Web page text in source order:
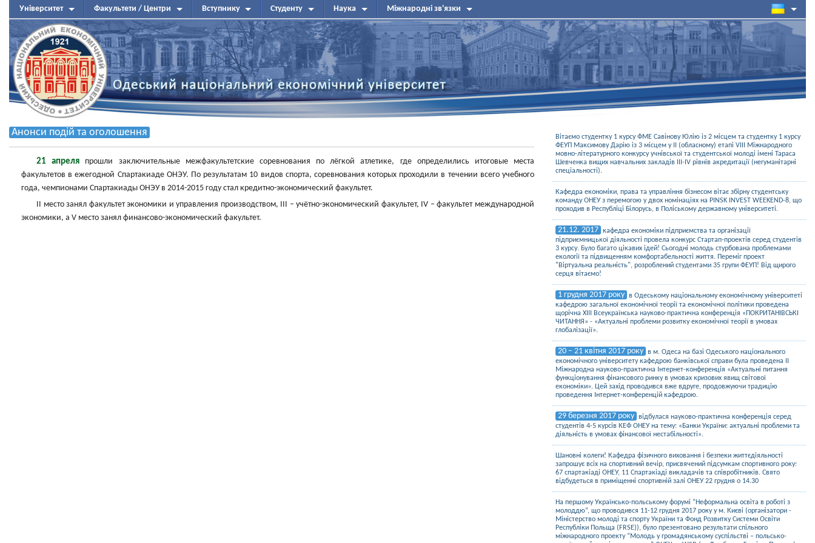
Університет Факультети / Центри Вступнику Студенту Наука Міжнародні зв'язки
Анонси подій та оголошення
21 апреля прошли заключительные межфакультетские соревнования по лёгкой атлетике, где определились итоговые места
факультетов в ежегодной Спартакиаде ОНЭУ. По результатам 10 видов спорта, соревнования которых проходили в течении всего учебного
года, чемпионами Спартакиады ОНЭУ в 2014-2015 году стал кредитно-экономический факультет.
II место занял факультет экономики и управления производством, III – учётно-экономический факультет, IV – факультет международной
экономики, а V место занял финансово-экономический факультет.
Вітаємо студентку 1 курсу ФМЕ Савінову Юлію із 2 місцем та студентку 1 курсу
ФЕУП Максимову Дарію із 3 місцем у ІІ (обласному) етапі VIII Міжнародного
мовно-літературного конкурсу учнівської та студентської молоді імені Тараса
Шевченка вищих навчальних закладів ІІІ-IV рівнів акредитації (негуманітарні
спеціальності).
Кафедра економіки, права та управління бізнесом вітає збірну студентську
команду ОНЕУ з перемогою у двох номінаціях на PINSK INVEST WEEKEND-8, що
проходив в Республіці Білорусь, в Поліському державному університеті.
21.12. 2017 кафедра економіки підприємства та організації
підприємницької діяльності провела конкурс Стартап-проектів серед студентів
3 курсу. Було багато цікавих ідей! Сьогодні молодь стурбована проблемами
екології та підвищенням комфортабельності життя. Переміг проект
"Віртуальна реальність", розроблений студентами 35 групи ФЕУП! Від щирого
серця вітаємо!
1 грудня 2017 року в Одеському національному економічному університеті
кафедрою загальної економічної теорії та економічної політики проведена
щорічна ХІІІ Всеукраїнська науково-практична конференція «ПОКРИТАНІВСЬКІ
ЧИТАННЯ» - «Актуальні проблеми розвитку економічної теорії в умовах
глобалізації».
20 – 21 квітня 2017 року в м. Одеса на базі Одеського національного
економічного університету кафедрою банківської справи була проведена ІІ
Міжнародна науково-практична Інтернет-конференція «Актуальні питання
функціонування фінансового ринку в умовах кризових явищ світової
економіки». Цей захід проводився вже вдруге, продовжуючи традицію
проведення Інтернет-конференцій кафедрою.
29 березня 2017 року відбулася науково-практична конференція серед
студентів 4-5 курсів КЕФ ОНЕУ на тему: «Банки України: актуальні проблеми та
діяльність в умовах фінансової нестабільності».
Шановні колеги! Кафедра фізичного виховання і безпеки життєдіяльності
запрошує всіх на спортивний вечір, присвячений підсумкам спортивного року:
67 спартакіаді ОНЕУ, 11 Спартакіаді викладачів та співробітників. Свято
відбудеться в приміщенні спортивній залі ОНЕУ 22 грудня о 14.30
На першому Українсько-польському форумі “Неформальна освіта в роботі з
молоддю”, що проводився 11-12 грудня 2017 року у м. Києві (організатори -
Міністерство молоді та спорту України та Фонд Розвитку Системи Освіти
Республіки Польща (FRSE)), було презентовано результати спільного
міжнародного проекту “Молодь у громадянському суспільстві – польсько-